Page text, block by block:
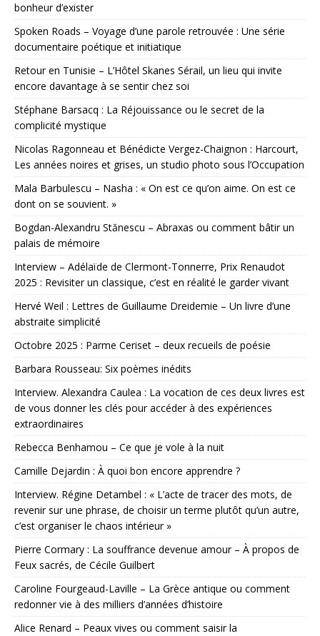
bonheur d’exister
Spoken Roads – Voyage d’une parole retrouvée : Une série
documentaire poétique et initiatique
Retour en Tunisie – L’Hôtel Skanes Sérail, un lieu qui invite
encore davantage à se sentir chez soi
Stéphane Barsacq : La Réjouissance ou le secret de la
complicité mystique
Nicolas Ragonneau et Bénédicte Vergez-Chaignon : Harcourt,
Les années noires et grises, un studio photo sous l’Occupation
Mala Barbulescu – Nasha : « On est ce qu’on aime. On est ce
dont on se souvient. »
Bogdan-Alexandru Stănescu – Abraxas ou comment bâtir un
palais de mémoire
Interview – Adélaïde de Clermont-Tonnerre, Prix Renaudot
2025 : Revisiter un classique, c’est en réalité le garder vivant
Hervé Weil : Lettres de Guillaume Dreidemie – Un livre d’une
abstraite simplicité
Octobre 2025 : Parme Ceriset – deux recueils de poésie
Barbara Rousseau: Six poèmes inédits
Interview. Alexandra Caulea : La vocation de ces deux livres est
de vous donner les clés pour accéder à des expériences
extraordinaires
Rebecca Benhamou – Ce que je vole à la nuit
Camille Dejardin : À quoi bon encore apprendre ?
Interview. Régine Detambel : « L’acte de tracer des mots, de
revenir sur une phrase, de choisir un terme plutôt qu’un autre,
c’est organiser le chaos intérieur »
Pierre Cormary : La souffrance devenue amour – À propos de
Feux sacrés, de Cécile Guilbert
Caroline Fourgeaud-Laville – La Grèce antique ou comment
redonner vie à des milliers d’années d’histoire
Alice Renard – Peaux vives ou comment saisir la